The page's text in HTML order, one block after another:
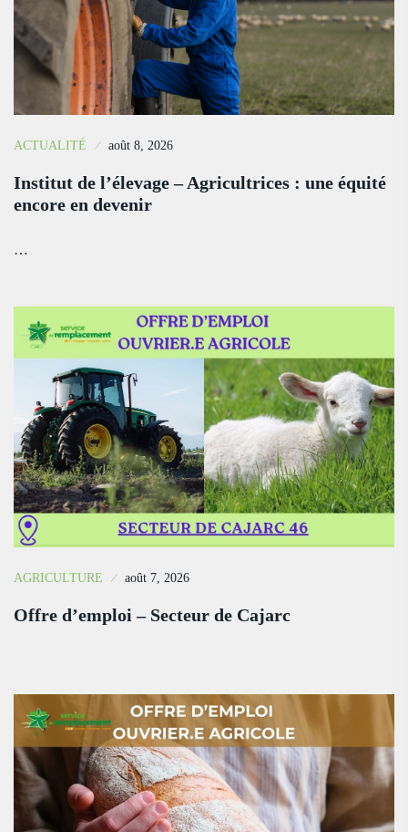
ACTUALITÉ août 8, 2026
Institut de l’élevage – Agricultrices : une équité
encore en devenir
…
AGRICULTURE août 7, 2026
Offre d’emploi – Secteur de Cajarc